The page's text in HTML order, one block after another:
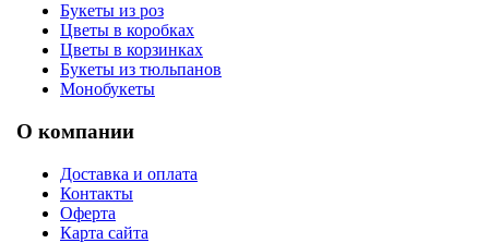
Букеты из роз
Цветы в коробках
Цветы в корзинках
Букеты из тюльпанов
Монобукеты
О компании
Доставка и оплата
Контакты
Оферта
Карта сайта